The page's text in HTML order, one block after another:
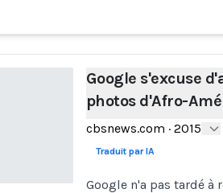
Google s'excuse
photos d'Afro-
cbsnews.com · 2015
Traduit par IA
Google n'a pas tardé à